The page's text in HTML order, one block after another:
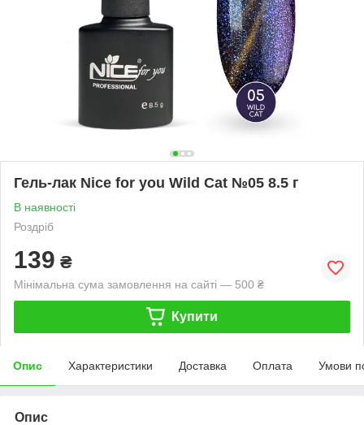
Гель-лак Nice for you Wild Cat №05 8.5 г
В наявності
Роздріб
139 ₴
Мінімальна сума замовлення на сайті — 500 ₴
Купити
Опис Характеристики Доставка Оплата Умови
Опис